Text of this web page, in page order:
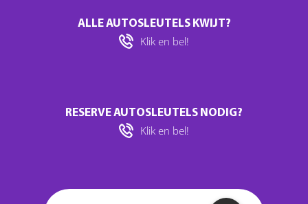
ALLE AUTOSLEUTELS KWIJT?
Klik en bel!
RESERVE AUTOSLEUTELS NODIG?
Klik en bel!